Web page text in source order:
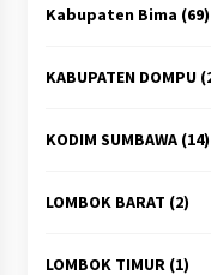
Kabupaten Bima (69)
KABUPATEN DOMPU
KODIM SUMBAWA(14)
LOMBOK BARAT (2)
LOMBOK TIMUR(1)